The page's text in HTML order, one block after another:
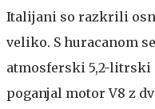
Italijani so razkrili
veliko. S huracanom
atmosferski 5,2-litrski
poganjal motor V8 z